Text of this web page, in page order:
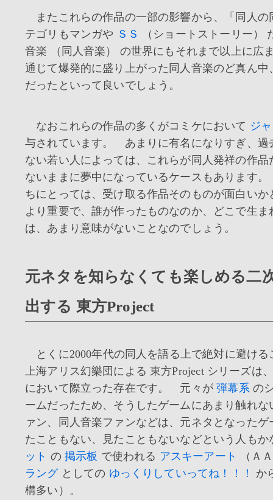
またこれらの作品の一部の影響から、「同人の
テゴリもマンガや ＳＳ
（ショートストーリー）
音楽 （同人音楽） の世界にもそれまで以上に広
通じて爆発的に盛り上がった同人音楽のど真ん中
だったといって良いでしょう。
なおこれらの作品の多くがコミケにおいて ジ
与されています。 あまりに有名になりすぎ、過
ない若い人によっては、これらが同人発祥の作品
ないままに夢中になっているケースもあります
ちにとっては、受け取る作品そのものが面白いか
より重要で、誰が作ったものなのか、どこで生ま
は、あまり意味がないことなのでしょう。
元ネタを知らなくても楽しめる二
出する 東方Project
とくに2000年代の同人を語る上で絶対に避ける
上海アリス幻樂団による 東方Project シリーズは
において際立った存在です。 元々が弾幕系 の
ームだったため、そうしたゲームにあまり触れな
ァン、同人音楽ファンなどは、元ネタとなった
たこともない、見たこともないなどという人もか
ット の 掲示板 で使われる アスキーアート
（Ａ
ラングとしての ゆっくりしていってね！！！
か
構多い）。